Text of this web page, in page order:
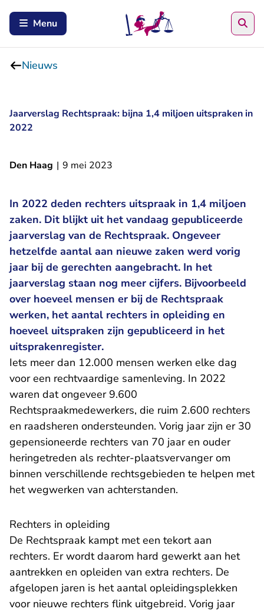
Menu
Nieuws
Jaarverslag Rechtspraak: bijna 1,4 miljoen uitspraken in
2022
Den Haag | 9 mei 2023
In 2022 deden rechters uitspraak in 1,4 miljoen
zaken. Dit blijkt uit het vandaag gepubliceerde
jaarverslag van de Rechtspraak- U verlaat
. Ongeveer
hetzelfde aantal aan nieuwe zaken werd vorig
jaar bij de gerechten aangebracht. In het
jaarverslag staan nog meer cijfers. Bijvoorbeeld
over hoeveel mensen er bij de Rechtspraak
werken, het aantal rechters in opleiding en
hoeveel uitspraken zijn gepubliceerd in het
uitsprakenregister.
Iets meer dan 12.000 mensen werken elke dag
voor een rechtvaardige samenleving. In 2022
waren dat ongeveer 9.600
Rechtspraakmedewerkers, die ruim 2.600 rechters
en raadsheren ondersteunden. Vorig jaar zijn er 30
gepensioneerde rechters van 70 jaar en ouder
heringetreden als rechter-plaatsvervanger om
binnen verschillende rechtsgebieden te helpen met
het wegwerken van achterstanden.
Rechters in opleiding
De Rechtspraak kampt met een tekort aan
rechters. Er wordt daarom hard gewerkt aan het
aantrekken en opleiden van extra rechters. De
afgelopen jaren is het aantal opleidingsplekken
voor nieuwe rechters flink uitgebreid. Vorig jaar